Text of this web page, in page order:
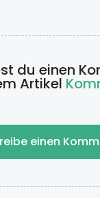
du einen
Artikel
einen